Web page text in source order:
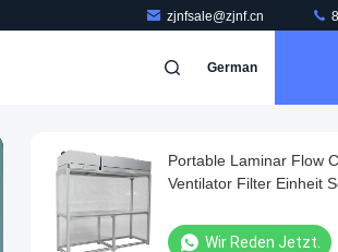
zjnfsale@zjnf.cn
German
Portable Laminar Flow
Ventilator Filter Einheit
Wir Reden Jetzt.